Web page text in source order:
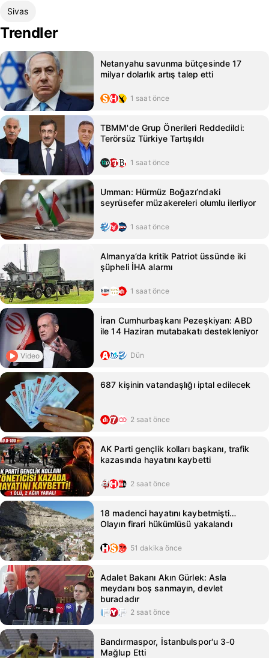
Sivas
Trendler
Netanyahu savunma bütçesinde 17
milyar dolarlık artış talep etti
1 saat önce
TBMM'de Grup Önerileri Reddedildi:
Terörsüz Türkiye Tartışıldı
1 saat önce
Umman: Hürmüz Boğazı’ndaki
seyrüsefer müzakereleri olumlu ilerliyor
1 saat önce
Almanya’da kritik Patriot üssünde iki
şüpheli İHA alarmı
1 saat önce
Video
İran Cumhurbaşkanı Pezeşkiyan: ABD
ile 14 Haziran mutabakatı destekleniyor
Dün
687 kişinin vatandaşlığı iptal edilecek
2 saat önce
AK Parti gençlik kolları başkanı, trafik
kazasında hayatını kaybetti
2 saat önce
18 madenci hayatını kaybetmişti…
Olayın firari hükümlüsü yakalandı
51 dakika önce
Adalet Bakanı Akın Gürlek: Asla
meydanı boş sanmayın, devlet
buradadır
2 saat önce
Bandırmaspor, İstanbulspor'u 3-0
Mağlup Etti